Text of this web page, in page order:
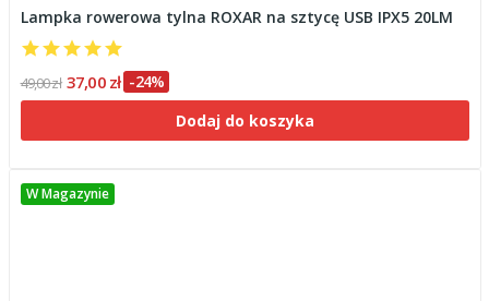
Lampka rowerowa tylna ROXAR na sztycę USB IPX5 20LM
49,00 zł 37,00 zł -24%
Dodaj do koszyka
W Magazynie